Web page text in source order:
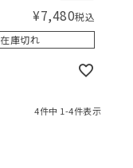
¥7,480税込
在庫切れ
4件中 1-4件表示